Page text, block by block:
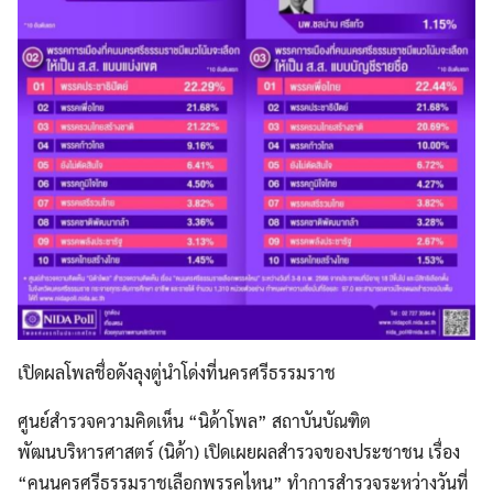
เปิดผลโพลชื่อดังลุงตู่นำโด่งที่นครศรีธรรมราช
ศูนย์สำรวจความคิดเห็น “นิด้าโพล” สถาบันบัณฑิต
พัฒนบริหารศาสตร์ (นิด้า) เปิดเผยผลสำรวจของประชาชน เรื่อง
“คนนครศรีธรรมราชเลือกพรรคไหน” ทำการสำรวจระหว่างวันที่